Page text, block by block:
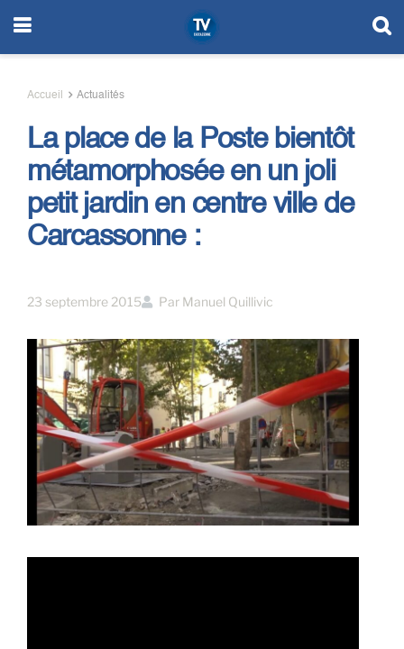
Accueil Actualités
La place de la Poste bientôt
métamorphosée en un joli
petit jardin en centre ville de
Carcassonne :
23 septembre 2015 Par Manuel Quillivic